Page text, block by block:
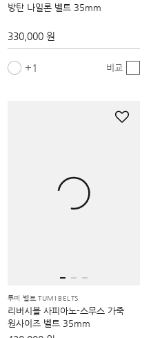
방탄 나일론 벨트 35mm
330,000 원
1 비교
투미 벨트 TUMI BELTS
리버시블 사피아노-스무스 가죽
원사이즈 벨트 35mm